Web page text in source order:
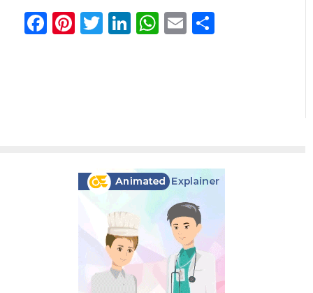
Facebook
Pinterest
Twitter
LinkedIn
WhatsApp
Email